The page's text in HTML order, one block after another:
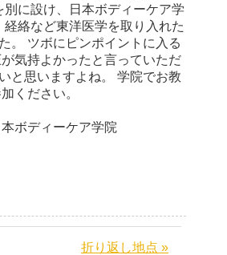
に設け、日本ボディーケア学
絡など東洋医学を取り入れた
。 ツボにピンポイントに入る
気持よかったと言っていただ
と思いますよね。 学院でお教
ください。
学院
折り返し地点 »